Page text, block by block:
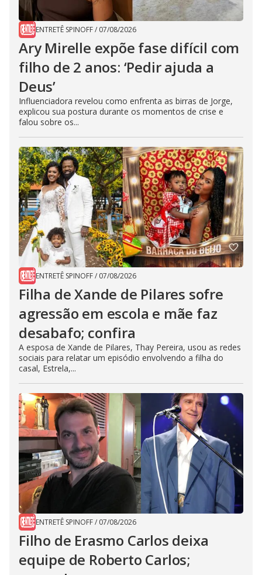
ENTRETÊ SPINOFF/ 07/08/2026
Ary Mirelle expõe fase difícil com
filho de 2 anos: ‘Pedir ajuda a
Deus’
Influenciadora revelou como enfrenta as birras de Jorge,
explicou sua postura durante os momentos de crise e
falou sobre os...
ENTRETÊ SPINOFF/ 07/08/2026
Filha de Xande de Pilares sofre
agressão em escola e mãe faz
desabafo; confira
A esposa de Xande de Pilares, Thay Pereira, usou as redes
sociais para relatar um episódio envolvendo a filha do
casal, Estrela,...
ENTRETÊ SPINOFF/ 07/08/2026
Filho de Erasmo Carlos deixa
equipe de Roberto Carlos;